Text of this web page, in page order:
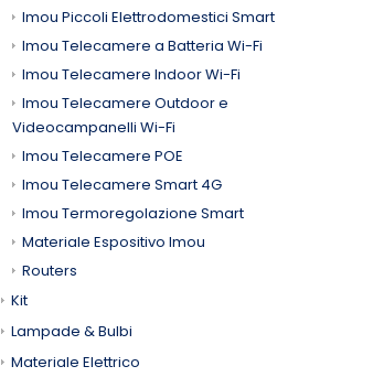
Imou Piccoli Elettrodomestici Smart
Imou Telecamere a Batteria Wi-Fi
Imou Telecamere Indoor Wi-Fi
Imou Telecamere Outdoor e
Videocampanelli Wi-Fi
Imou Telecamere POE
Imou Telecamere Smart 4G
Imou Termoregolazione Smart
Materiale Espositivo Imou
Routers
Kit
Lampade & Bulbi
Materiale Elettrico